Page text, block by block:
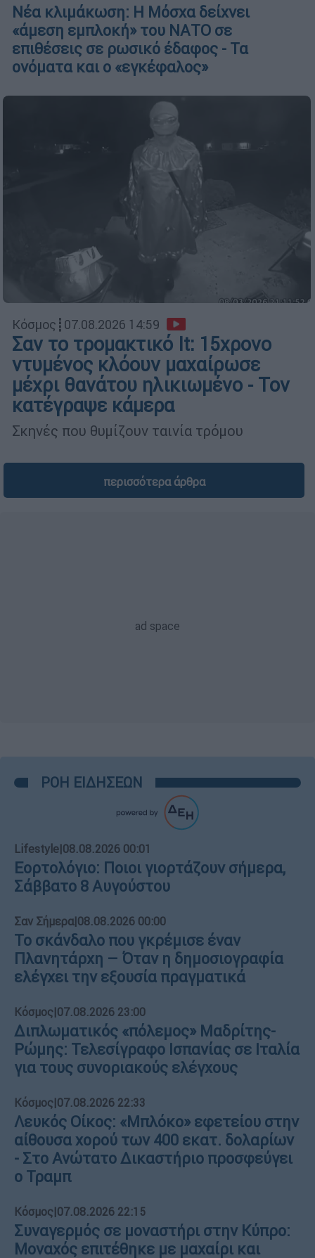
Νέα κλιμάκωση: Η Μόσχα δείχνει
«άμεση εμπλοκή» του ΝΑΤΟ σε
επιθέσεις σε ρωσικό έδαφος - Τα
ονόματα και ο «εγκέφαλος»
Κόσμος ┋ 07.08.2026 14:59
Σαν το τρομακτικό It: 15χρονο
ντυμένος κλόουν μαχαίρωσε
μέχρι θανάτου ηλικιωμένο - Τον
κατέγραψε κάμερα
Σκηνές που θυμίζουν ταινία τρόμου
περισσότερα άρθρα
ΡΟΗ ΕΙΔΗΣΕΩΝ
Lifestyle|08.08.2026 00:01
Εορτολόγιο: Ποιοι γιορτάζουν σήμερα,
Σάββατο 8 Αυγούστου
Σαν Σήμερα|08.08.2026 00:00
Το σκάνδαλο που γκρέμισε έναν
Πλανητάρχη – Όταν η δημοσιογραφία
ελέγχει την εξουσία πραγματικά
Κόσμος|07.08.2026 23:00
Διπλωματικός «πόλεμος» Μαδρίτης-
Ρώμης: Τελεσίγραφο Ισπανίας σε Ιταλία
για τους συνοριακούς ελέγχους
Κόσμος|07.08.2026 22:33
Λευκός Οίκος: «Μπλόκο» εφετείου στην
αίθουσα χορού των 400 εκατ. δολαρίων
- Στο Ανώτατο Δικαστήριο προσφεύγει
ο Τραμπ
Κόσμος|07.08.2026 22:15
Συναγερμός σε μοναστήρι στην Κύπρο:
Μοναχός επιτέθηκε με μαχαίρι και